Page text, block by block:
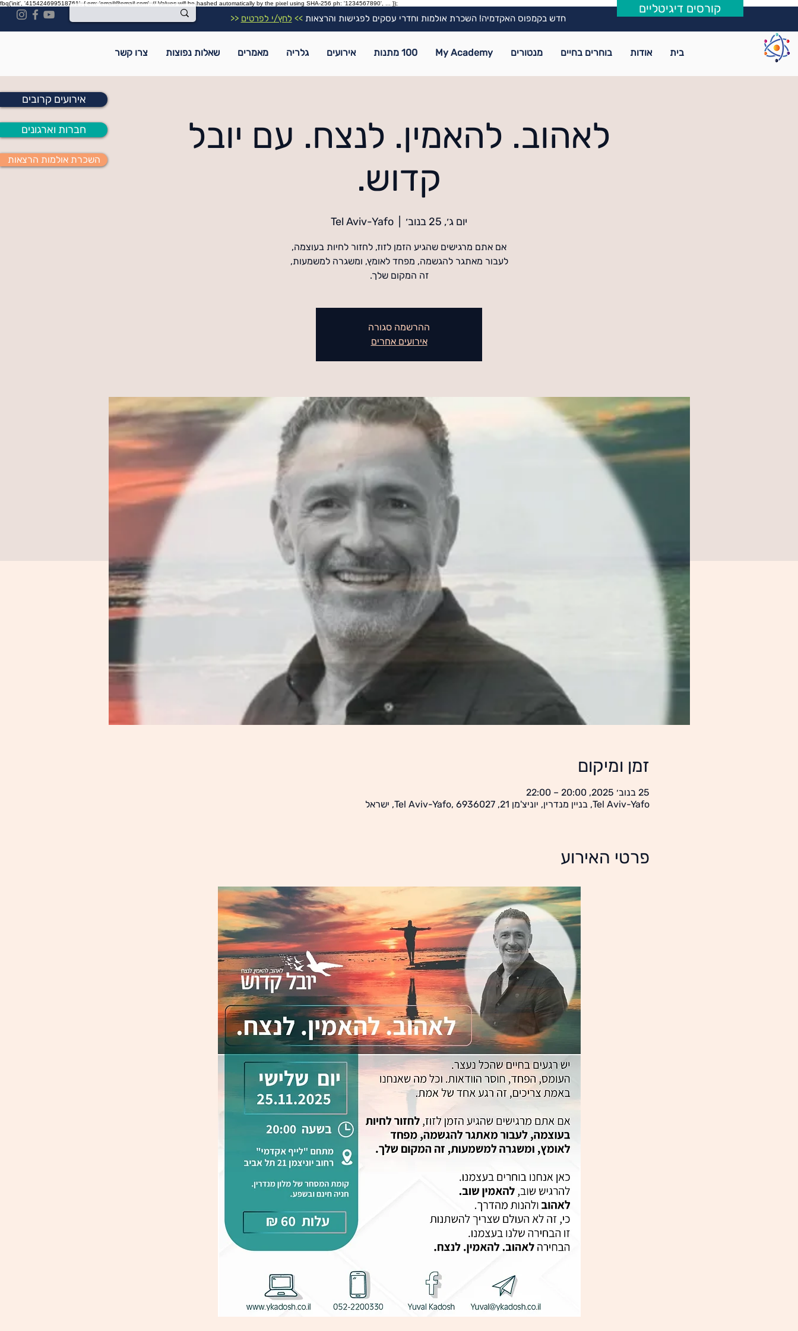
fbq('init', '415424699518761', { em: 'email@email.com', // Values will be hashed automatically by the pixel using SHA-256 ph: '1234567890', ... });
השכרת אולמות הרצאות
חברות וארגונים
אירועים קרובים
קורסים דיגיטליים
חדש בקמפוס האקדמיה! השכרת אולמות וחדרי עסקים לפגישות והרצאות>> לחץ/י לפרטים <<
בית אודות בוחרים בחיים מנטורים My Academy 100 מתנות אירועים גלריה מאמרים שאלות נפוצות צרו קשר
לאהוב. להאמין. לנצח. עם יובל
קדוש.
יום ג׳, 25 בנוב׳ Tel Aviv-Yafo
זה המקום שלך.
ההרשמה סגורה
אירועים אחרים
זמן ומיקום
25 בנוב׳ 2025, 20:00 – 22:00
Tel Aviv-Yafo, בניין מנדרין, יוניצ'מן 21, Tel Aviv-Yafo, 6936027, ישראל
פרטי האירוע